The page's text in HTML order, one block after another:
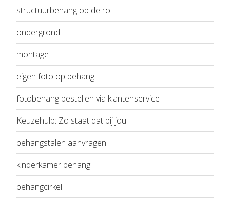
structuurbehang op de rol
ondergrond
montage
eigen foto op behang
fotobehang bestellen via klantenservice
Keuzehulp: Zo staat dat bij jou!
behangstalen aanvragen
kinderkamer behang
behangcirkel